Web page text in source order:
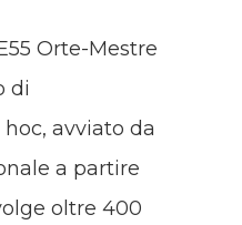
Orte-Mestre
di
avviato da
a partire
oltre 400